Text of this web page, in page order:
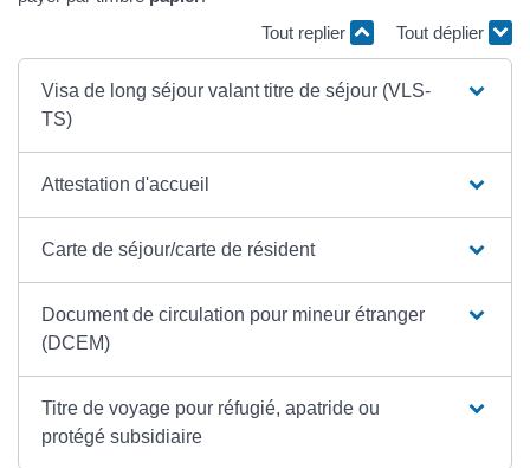
Tout replier
Tout déplier
Visa de long séjour valant titre de séjour (VLS-
TS)
Attestation d'accueil
Carte de séjour/carte de résident
Document de circulation pour mineur étranger
(DCEM)
Titre de voyage pour réfugié, apatride ou
protégé subsidiaire